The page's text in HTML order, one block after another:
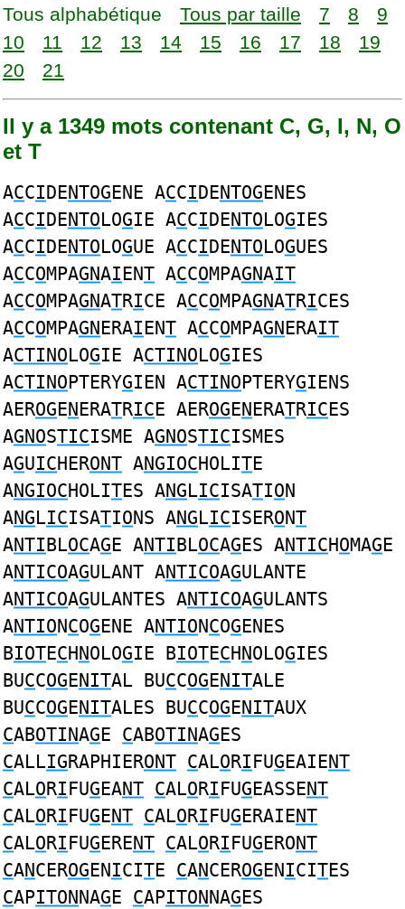
Tous alphabétique Tous par taille 7 8
9
10
11 12 13 14 15 16 17 18
19
20
21
Il y a 1349 mots contenant C, G, I, N, O
et T
ACCIDENTOGENE ACCIDENTOGENES
ACCIDENTOLOGIE ACCIDENTOLOGIES
ACCIDENTOLOGUE ACCIDENTOLOGUES
ACCOMPAGNAIENT ACCOMPAGNAIT
ACCOMPAGNATRICE ACCOMPAGNATRICES
ACCOMPAGNERAIENT ACCOMPAGNERAIT
ACTINOLOGIE ACTINOLOGIES
ACTINOPTERYGIEN ACTINOPTERYGIENS
AEROGENERATRICE AEROGENERATRICES
AGNOSTICISME AGNOSTICISMES
AGUICHERONT ANGIOCHOLITE
ANGIOCHOLITES ANGLICISATION
ANGLICISATIONS ANGLICISERONT
ANTIBLOCAGE ANTIBLOCAGES ANTICHOMAGE
ANTICOAGULANT ANTICOAGULANTE
ANTICOAGULANTES ANTICOAGULANTS
ANTIONCOGENE ANTIONCOGENES
BIOTECHNOLOGIE BIOTECHNOLOGIES
BUCCOGENITAL BUCCOGENITALE
BUCCOGENITALES BUCCOGENITAUX
CABOTINAGE CABOTINAGES
CALLIGRAPHIERONT CALORIFUGEAIENT
CALORIFUGEANT CALORIFUGEASSENT
CALORIFUGENT CALORIFUGERAIENT
CALORIFUGERENT CALORIFUGERONT
CANCEROGENICITE CANCEROGENICITES
CAPITONNAGE CAPITONNAGES